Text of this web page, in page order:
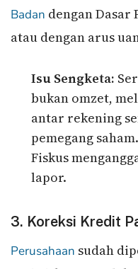
Badan dengan Dasar
atau dengan arus
Isu Sengketa:
bukan omzet,
antar rekening
pemegang
Fiskus
lapor.
3. Koreksi Kredit
Perusahaan sudah